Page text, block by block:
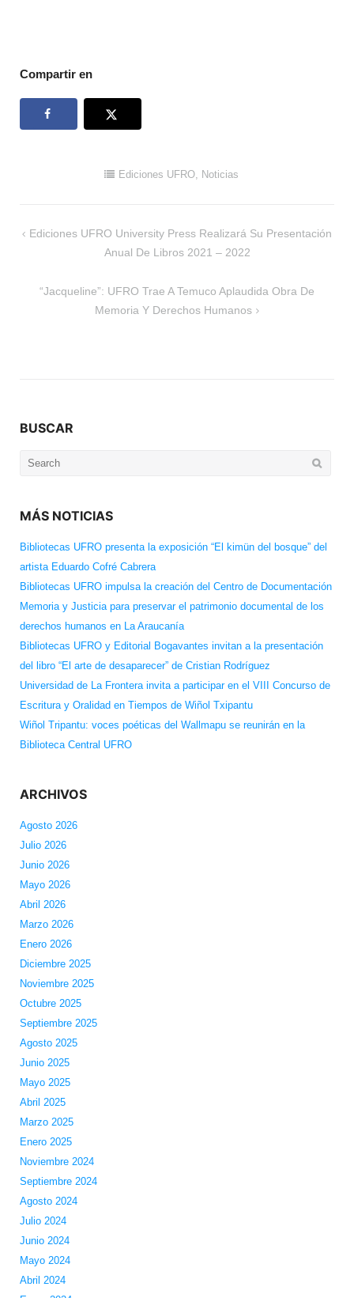
Compartir en
Ediciones UFRO, Noticias
Navegación
Ediciones UFRO University Press Realizará Su Presentación
Anual De Libros 2021 – 2022
“Jacqueline”: UFRO Trae A Temuco Aplaudida Obra De
Memoria Y Derechos Humanos
BUSCAR
Search
MÁS NOTICIAS
Bibliotecas UFRO presenta la exposición “El kimün del bosque” del
artista Eduardo Cofré Cabrera
Bibliotecas UFRO impulsa la creación del Centro de Documentación
Memoria y Justicia para preservar el patrimonio documental de los
derechos humanos en La Araucanía
Bibliotecas UFRO y Editorial Bogavantes invitan a la presentación
del libro “El arte de desaparecer” de Cristian Rodríguez
Universidad de La Frontera invita a participar en el VIII Concurso de
Escritura y Oralidad en Tiempos de Wiñol Txipantu
Wiñol Tripantu: voces poéticas del Wallmapu se reunirán en la
Biblioteca Central UFRO
ARCHIVOS
Agosto 2026
Julio 2026
Junio 2026
Mayo 2026
Abril 2026
Marzo 2026
Enero 2026
Diciembre 2025
Noviembre 2025
Octubre 2025
Septiembre 2025
Agosto 2025
Junio 2025
Mayo 2025
Abril 2025
Marzo 2025
Enero 2025
Noviembre 2024
Septiembre 2024
Agosto 2024
Julio 2024
Junio 2024
Mayo 2024
Abril 2024